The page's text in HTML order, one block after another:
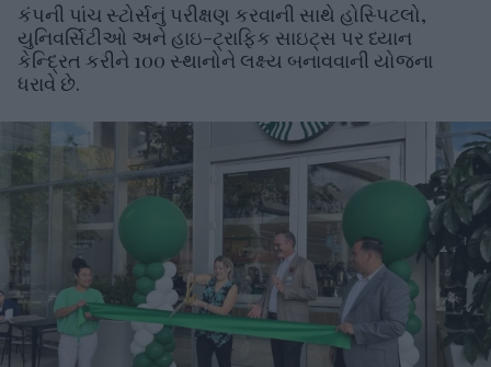
કંપની પાંચ સ્ટોર્સનું પરીક્ષણ કરવાની સાથે હોસ્પિટલો,
યુનિવર્સિટીઓ અને હાઇ-ટ્રાફિક સાઇટ્સ પર ધ્યાન
કેન્દ્રિત કરીને 100 સ્થાનોને લક્ષ્ય બનાવવાની યોજના
ધરાવે છે.